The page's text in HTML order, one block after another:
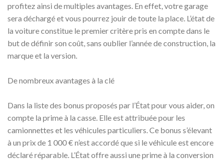
profitez ainsi de multiples avantages. En effet, votre garage
sera déchargé et vous pourrez jouir de toute la place. L’état de
la voiture constitue le premier critère pris en compte dans le
but de définir son coût, sans oublier l’année de construction, la
marque et la version.
De nombreux avantages à la clé
Dans la liste des bonus proposés par l’État pour vous aider, on
compte la prime à la casse. Elle est attribuée pour les
camionnettes et les véhicules particuliers. Ce bonus s’élevant
à un prix de 1 000 € n’est accordé que si le véhicule est encore
déclaré réparable. L’État offre aussi une prime à la conversion